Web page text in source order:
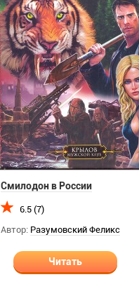
Смилодон в России
6.5 (7)
Автор: Разумовский Феликс
Читать